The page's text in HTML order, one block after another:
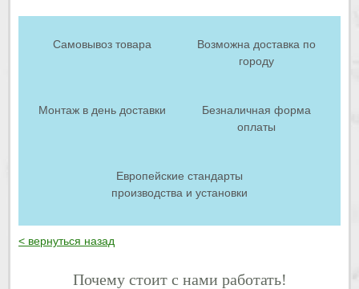
Самовывоз товара
Возможна доставка по
городу
Монтаж в день доставки
Безналичная форма
оплаты
Европейские стандарты
производства и установки
< вернуться назад
Почему стоит с нами работать!